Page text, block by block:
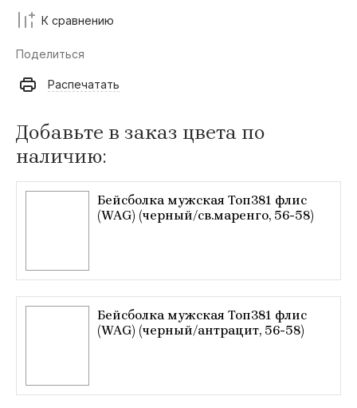
К сравнению
Поделиться
Распечатать
Добавьте в заказ цвета по
наличию:
Бейсболка мужская Топ381 флис
(WAG) (черный/св.маренго, 56-58)
Бейсболка мужская Топ381 флис
(WAG) (черный/антрацит, 56-58)